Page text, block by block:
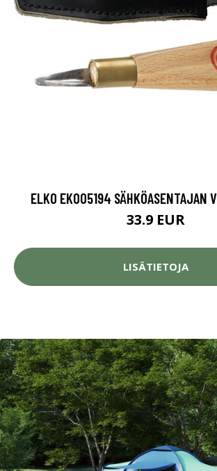
ELKO EKO05194 SÄHKÖASENTAJAN
33.9 EUR
LISÄTIETOJA